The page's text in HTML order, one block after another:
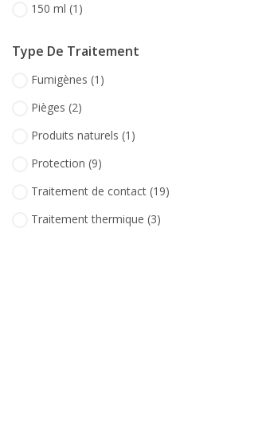
150 ml (1)
Type De Traitement
Fumigènes (1)
Pièges (2)
Produits naturels (1)
Protection (9)
Traitement de contact (19)
Traitement thermique (3)